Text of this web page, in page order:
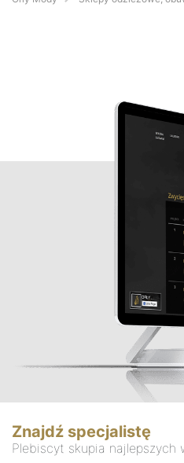
Znajdź specjalistę
Plebiscyt skupia najlepszych